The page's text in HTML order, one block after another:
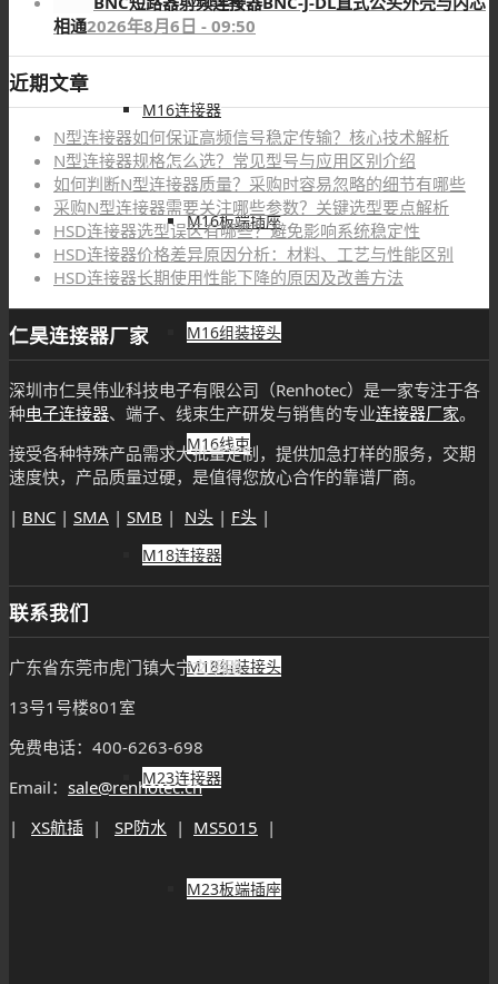
M16连接器
M16板端插座
M16组装接头
M16线束
M18连接器
M18组装接头
M23连接器
M23板端插座
相通2026年8月6日 - 09:50
近期文章
N型连接器如何保证高频信号稳定传输？核心技术解析
N型连接器规格怎么选？常见型号与应用区别介绍
如何判断N型连接器质量？采购时容易忽略的细节有哪些
采购N型连接器需要关注哪些参数？关键选型要点解析
HSD连接器选型误区有哪些？避免影响系统稳定性
HSD连接器价格差异原因分析：材料、工艺与性能区别
HSD连接器长期使用性能下降的原因及改善方法
仁昊连接器厂家
深圳市仁昊伟业科技电子有限公司（Renhotec）是一家专注于各
种电子连接器、端子、线束生产研发与销售的专业连接器厂家。
接受各种特殊产品需求大批量定制，提供加急打样的服务，交期
速度快，产品质量过硬，是值得您放心合作的靠谱厂商。
| BNC | SMA | SMB | N头 | F头 |
联系我们
广东省东莞市虎门镇大宁文明路
13号1号楼801室
免费电话：400-6263-698
Email： sale@renhotec.cn
| XS航插 | SP防水 | MS5015 |